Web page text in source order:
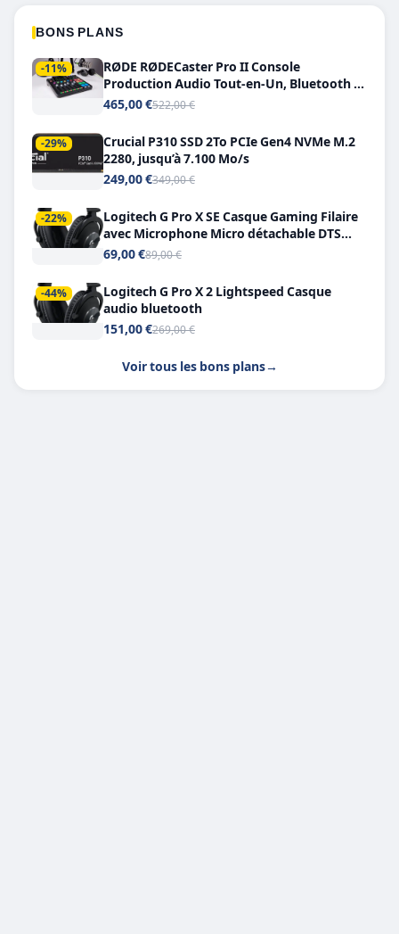
BONS PLANS
-11%
RØDE RØDECaster Pro II Console
Production Audio Tout-en-Un, Bluetooth et
Double USB-C
465,00 €522,00 €
-29%
Crucial P310 SSD 2To PCIe Gen4 NVMe M.2
2280, jusqu’à 7.100 Mo/s
249,00 €349,00 €
-22%
Logitech G Pro X SE Casque Gaming Filaire
avec Microphone Micro détachable DTS
Headphone X 7.1
69,00 €89,00 €
-44%
Logitech G Pro X 2 Lightspeed Casque
audio bluetooth
151,00 €269,00 €
Voir tous les bons plans→